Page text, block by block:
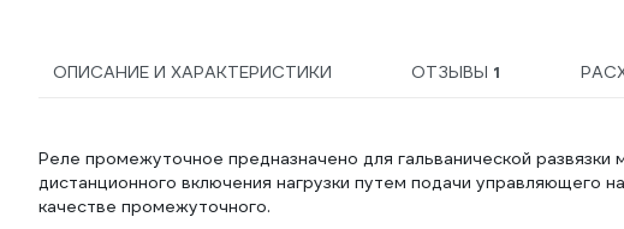
ОПИСАНИЕ И ХАРАКТЕРИСТИКИ ОТЗЫВЫ 1
Реле промежуточное предназначено для гальванической
дистанционного включения нагрузки путем подачи управляющего
качестве промежуточного.